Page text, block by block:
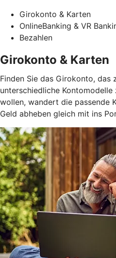
Girokonto & Karten
OnlineBanking & VR
Bezahlen
Girokonto & Karten
Finden Sie das Girokonto, das
unterschiedliche
wollen, wandert die passende
Geld abheben gleich mit ins